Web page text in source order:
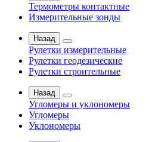
Термометры контактные
Измерительные зонды
Назад
Рулетки измерительные
Рулетки геодезические
Рулетки строительные
Назад
Угломеры и уклономеры
Угломеры
Уклономеры